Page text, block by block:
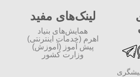
پیشگری
لینک‌های مفید
همایش‌های بنیاد
اهرم (خدمات اینترنتی)
پیش آموز (آموزش)
وزارت کشور